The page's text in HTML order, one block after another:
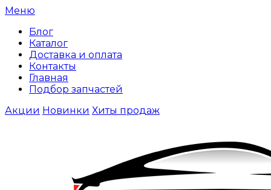
Меню
Блог
Каталог
Доставка и оплата
Контакты
Главная
Подбор запчастей
Акции Новинки Хиты продаж